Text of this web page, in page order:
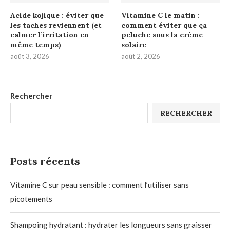
Rechercher
RECHERCHER
Posts récents
Vitamine C sur peau sensible : comment l’utiliser sans
picotements
Shampoing hydratant : hydrater les longueurs sans graisser
Acide kojique : éviter que
les taches reviennent (et
calmer l’irritation en
même temps)
août 3, 2026
Vitamine C le matin :
comment éviter que ça
peluche sous la crème
solaire
août 2, 2026